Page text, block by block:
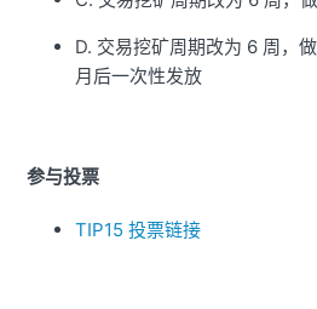
D. 交易挖矿周期改为 6 周，
月后一次性发放
参与投票
TIP15 投票链接